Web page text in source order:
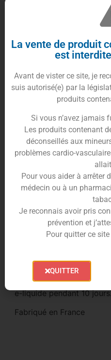
Un arôme
30 ml
arôme Fraise
fraise très réaliste. Le
proposer un arôme
des saveurs
mix de fraises fraîches et
bouffée.
Comment
arôme arôme
flacon PET de 30 ml
e-liquide 50/50 Il faudra
base à hauteur de 15 %.
e-liquide pendant 10
Fabriqué en France
La vente de produit
est
Avant de vister ce site, je
suis autorisé(e) par la
produits
Si vous n’avez jamais
Les produits contenant
déconseillés aux
problèmes cardio-
Pour vous aider à arrêter
médecin ou à un
Je reconnais avoir pris
prévention et
Pour quitter ce
QUITTER